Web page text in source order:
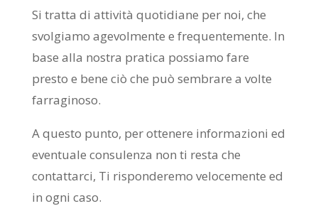
Si tratta di attività quotidiane per noi, che
svolgiamo agevolmente e frequentemente. In
base alla nostra pratica possiamo fare
presto e bene ciò che può sembrare a volte
farraginoso.
A questo punto, per ottenere informazioni ed
eventuale consulenza non ti resta che
contattarci, Ti risponderemo velocemente ed
in ogni caso.